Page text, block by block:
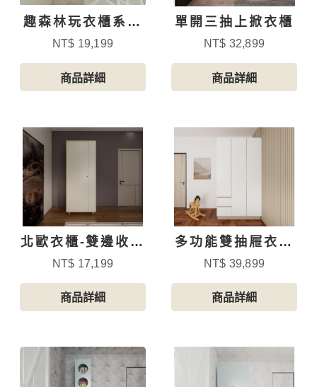
趣森林玩衣櫃系列
-3
NT$ 19,199
商品詳細
單開三抽上掀衣櫃
NT$ 32,899
商品詳細
北歐衣櫃-雙邊收納
(左開)
NT$ 17,199
商品詳細
多功能雙抽屜衣櫃
120寬
NT$ 39,899
商品詳細